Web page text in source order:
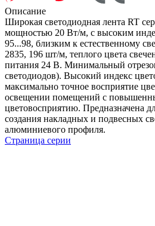
Описание
Широкая светодиодная лента RT
мощностью 20 Вт/м, с высоким
95...98, близким к естественному
2835, 196 шт/м, теплого цвета
питания 24 В. Минимальный
светодиодов). Высокий индекс
максимально точное восприятие
освещении помещений с
цветовосприятию. Предназначена
создания накладных и подвесных
алюминиевого профиля.
Страница серии